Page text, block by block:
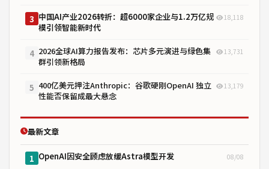
3 中国AI产业2026转折：超6000家企业与1.2万亿规
模引领智能新时代
18,118
4 2026全球AI算力报告发布：芯片多元演进与绿色集
群引领新格局
13,731
5 400亿美元押注Anthropic：谷歌硬刚OpenAI 独立
性能否保留成最大悬念
13,179
最新文章
1 OpenAI因安全顾虑放缓Astra模型开发 08/08